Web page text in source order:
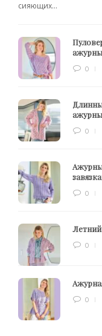
сияющих...
0
0
0
0
0